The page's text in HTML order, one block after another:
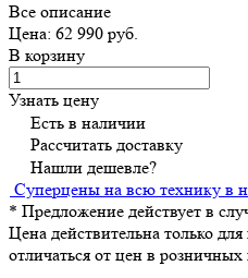
Все описание
Цена: 62 990 руб.
В корзину
Узнать цену
Есть в наличии
Рассчитать доставку
Нашли дешевле?
Суперцены на всю технику в
* Предложение действует в
Цена действительна только
отличаться от цен в розничных